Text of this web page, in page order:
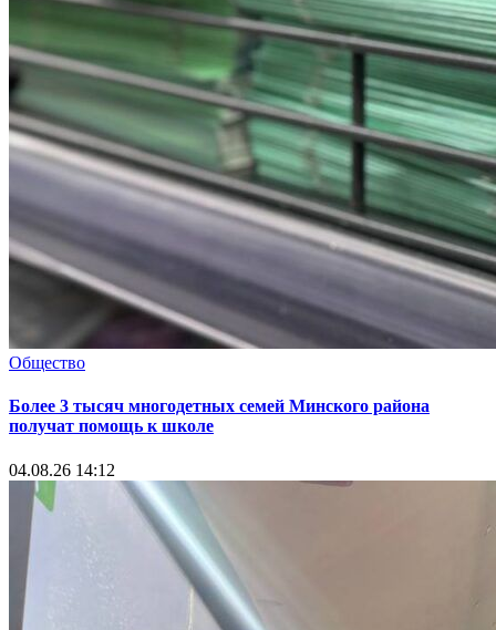
Общество
Более 3 тысяч многодетных семей Минского района
получат помощь к школе
04.08.26 14:12